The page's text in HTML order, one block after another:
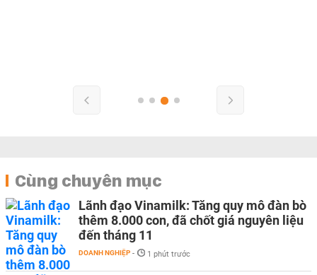
Cùng chuyên mục
Lãnh đạo Vinamilk: Tăng quy mô đàn bò
thêm 8.000 con, đã chốt giá nguyên liệu
đến tháng 11
DOANH NGHIỆP - 1 phút trước